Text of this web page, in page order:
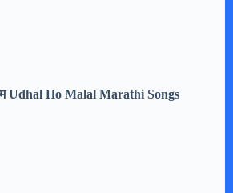
Udhal Ho Malal Marathi Songs